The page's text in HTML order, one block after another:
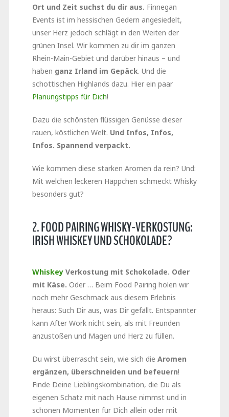
Ort und Zeit suchst du dir aus. Finnegan
Events ist im hessischen Gedern angesiedelt,
unser Herz jedoch schlägt in den Weiten der
grünen Insel. Wir kommen zu dir im ganzen
Rhein-Main-Gebiet und darüber hinaus – und
haben ganz Irland im Gepäck. Und die
schottischen Highlands dazu. Hier ein paar
Planungstipps für Dich!
Dazu die schönsten flüssigen Genüsse dieser
rauen, köstlichen Welt. Und Infos, Infos,
Infos. Spannend verpackt.
Wie kommen diese starken Aromen da rein? Und:
Mit welchen leckeren Häppchen schmeckt Whisky
besonders gut?
2. FOOD PAIRING WHISKY-VERKOSTUNG:
IRISH WHISKEY UND SCHOKOLADE?
WhiskeyVerkostung mit Schokolade. Oder
mit Käse. Oder … Beim Food Pairing holen wir
noch mehr Geschmack aus diesem Erlebnis
heraus: Such Dir aus, was Dir gefällt. Entspannter
kann After Work nicht sein, als mit Freunden
anzustoßen und Magen und Herz zu füllen.
Du wirst überrascht sein, wie sich die Aromen
ergänzen, überschneiden und befeuern!
Finde Deine Lieblingskombination, die Du als
eigenen Schatz mit nach Hause nimmst und in
schönen Momenten für Dich allein oder mit